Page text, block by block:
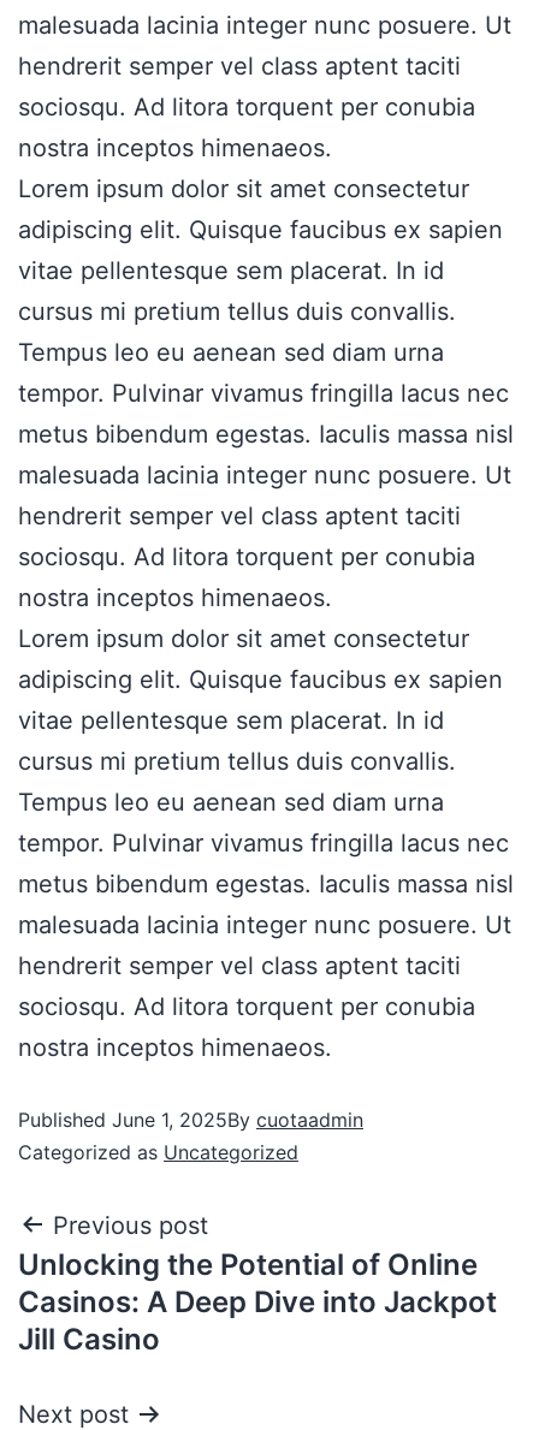
malesuada lacinia integer nunc posuere. Ut
hendrerit semper vel class aptent taciti
sociosqu. Ad litora torquent per conubia
nostra inceptos himenaeos.
Lorem ipsum dolor sit amet consectetur
adipiscing elit. Quisque faucibus ex sapien
vitae pellentesque sem placerat. In id
cursus mi pretium tellus duis convallis.
Tempus leo eu aenean sed diam urna
tempor. Pulvinar vivamus fringilla lacus nec
metus bibendum egestas. Iaculis massa nisl
malesuada lacinia integer nunc posuere. Ut
hendrerit semper vel class aptent taciti
sociosqu. Ad litora torquent per conubia
nostra inceptos himenaeos.
Lorem ipsum dolor sit amet consectetur
adipiscing elit. Quisque faucibus ex sapien
vitae pellentesque sem placerat. In id
cursus mi pretium tellus duis convallis.
Tempus leo eu aenean sed diam urna
tempor. Pulvinar vivamus fringilla lacus nec
metus bibendum egestas. Iaculis massa nisl
malesuada lacinia integer nunc posuere. Ut
hendrerit semper vel class aptent taciti
sociosqu. Ad litora torquent per conubia
nostra inceptos himenaeos.
Published June 1, 2025By cuotaadmin
Categorized as Uncategorized
Previous post
Unlocking the Potential of Online
Casinos: A Deep Dive into Jackpot
Jill Casino
Next post